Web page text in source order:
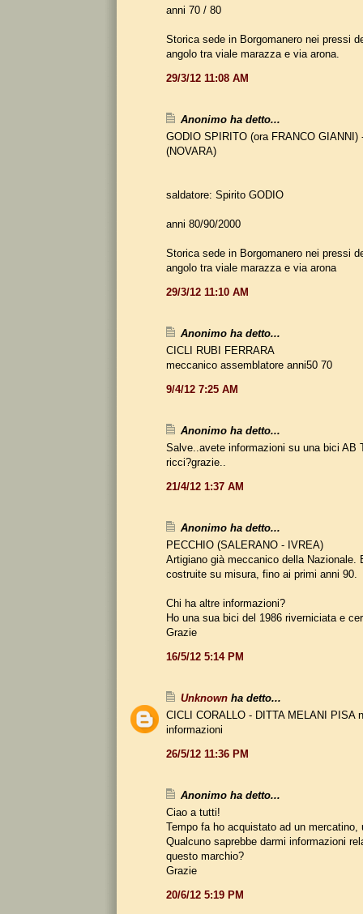
anni 70 / 80
Storica sede in Borgomanero nei pressi
angolo tra viale marazza e via arona.
29/3/12 11:08 AM
Anonimo ha detto...
GODIO SPIRITO (ora FRANCO GIANNI)
(NOVARA)
saldatore: Spirito GODIO
anni 80/90/2000
Storica sede in Borgomanero nei pressi
angolo tra viale marazza e via arona
29/3/12 11:10 AM
Anonimo ha detto...
CICLI RUBI FERRARA
meccanico assemblatore anni50 70
9/4/12 7:25 AM
Anonimo ha detto...
Salve..avete informazioni su una bici AB
ricci?grazie..
21/4/12 1:37 AM
Anonimo ha detto...
PECCHIO (SALERANO - IVREA)
Artigiano già meccanico della Nazionale.
costruite su misura, fino ai primi anni 90.
Chi ha altre informazioni?
Ho una sua bici del 1986 riverniciata e
Grazie
16/5/12 5:14 PM
Unknown ha detto...
CICLI CORALLO - DITTA MELANI PISA
informazioni
26/5/12 11:36 PM
Anonimo ha detto...
Ciao a tutti!
Tempo fa ho acquistato ad un mercatino,
Qualcuno saprebbe darmi informazioni
questo marchio?
Grazie
20/6/12 5:19 PM